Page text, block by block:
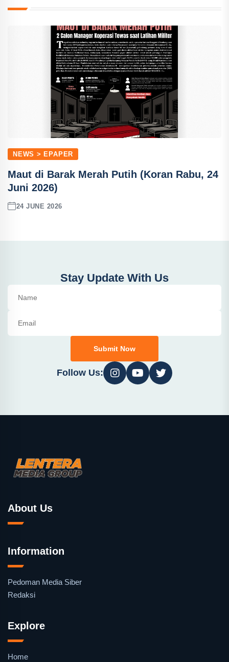
NEWS > EPAPER
Maut di Barak Merah Putih (Koran Rabu, 24
Juni 2026)
24 JUNE 2026
Stay Update With Us
Submit Now
Follow Us:
About Us
Information
Pedoman Media Siber
Redaksi
Explore
Home